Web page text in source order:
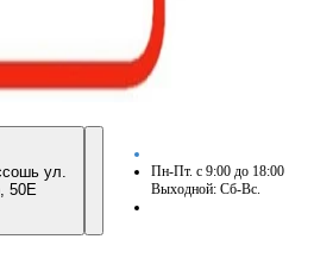
ул.
50Е
Пн-Пт. с 9:00 до 18:00
Выходной: Сб-Вс.